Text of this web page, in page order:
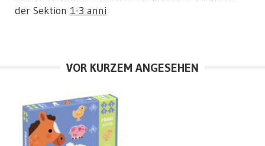
der Sektion 1-3 anni
VOR KURZEM ANGESEHEN